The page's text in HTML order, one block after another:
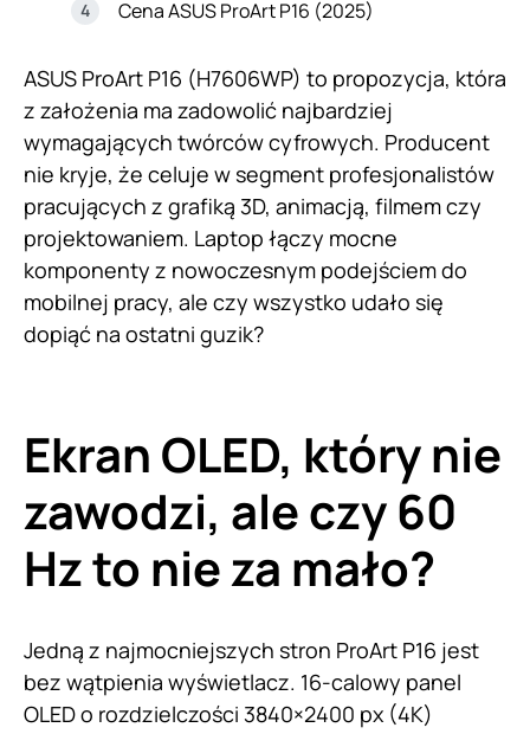
Cena ASUS ProArt P16 (2025)
ASUS ProArt P16 (H7606WP) to propozycja, która
z założenia ma zadowolić najbardziej
wymagających twórców cyfrowych. Producent
nie kryje, że celuje w segment profesjonalistów
pracujących z grafiką 3D, animacją, filmem czy
projektowaniem. Laptop łączy mocne
komponenty z nowoczesnym podejściem do
mobilnej pracy, ale czy wszystko udało się
dopiąć na ostatni guzik?
Ekran OLED, który nie
zawodzi, ale czy 60
Hz to nie za mało?
Jedną z najmocniejszych stron ProArt P16 jest
bez wątpienia wyświetlacz. 16-calowy panel
OLED o rozdzielczości 3840×2400 px (4K)